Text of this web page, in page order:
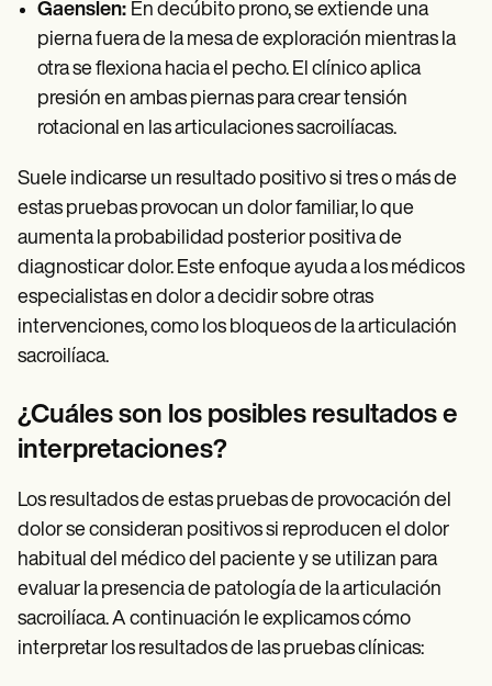
Gaenslen: En decúbito prono, se extiende una
pierna fuera de la mesa de exploración mientras la
otra se flexiona hacia el pecho. El clínico aplica
presión en ambas piernas para crear tensión
rotacional en las articulaciones sacroilíacas.
Suele indicarse un resultado positivo si tres o más de
estas pruebas provocan un dolor familiar, lo que
aumenta la probabilidad posterior positiva de
diagnosticar dolor. Este enfoque ayuda a los médicos
especialistas en dolor a decidir sobre otras
intervenciones, como los bloqueos de la articulación
sacroilíaca.
¿Cuáles son los posibles resultados e
interpretaciones?
Los resultados de estas pruebas de provocación del
dolor se consideran positivos si reproducen el dolor
habitual del médico del paciente y se utilizan para
evaluar la presencia de patología de la articulación
sacroilíaca. A continuación le explicamos cómo
interpretar los resultados de las pruebas clínicas: